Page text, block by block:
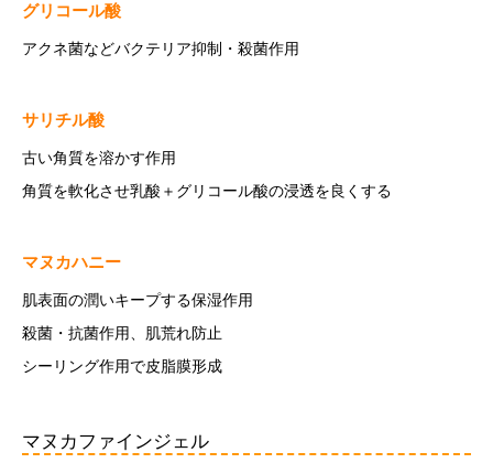
グリコール酸
アクネ菌などバクテリア抑制・殺菌作用
サリチル酸
古い角質を溶かす作用
角質を軟化させ乳酸＋グリコール酸の浸透を良くする
マヌカハニー
肌表面の潤いキープする保湿作用
殺菌・抗菌作用、肌荒れ防止
シーリング作用で皮脂膜形成
マヌカファインジェル